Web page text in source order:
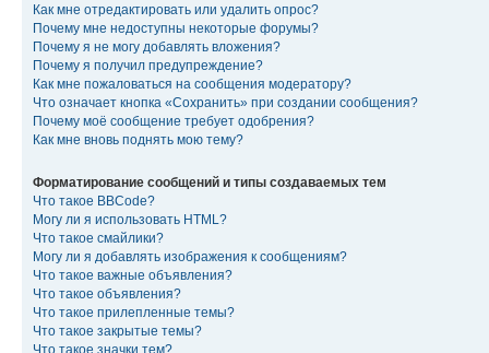
Как мне отредактировать или удалить опрос?
Почему мне недоступны некоторые форумы?
Почему я не могу добавлять вложения?
Почему я получил предупреждение?
Как мне пожаловаться на сообщения модератору?
Что означает кнопка «Сохранить» при создании сообщения?
Почему моё сообщение требует одобрения?
Как мне вновь поднять мою тему?
Форматирование сообщений и типы создаваемых тем
Что такое BBCode?
Могу ли я использовать HTML?
Что такое смайлики?
Могу ли я добавлять изображения к сообщениям?
Что такое важные объявления?
Что такое объявления?
Что такое прилепленные темы?
Что такое закрытые темы?
Что такое значки тем?